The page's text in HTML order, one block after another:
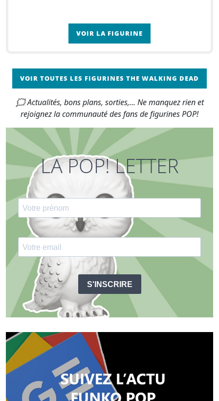
VOIR LA FIGURINE
VOIR TOUTES LES FIGURINES THE WALKING DEAD
🗯 Actualités, bons plans, sorties,... Ne manquez rien et
rejoignez la communauté des fans de figurines POP!
LA POP! LETTER
S'INSCRIRE